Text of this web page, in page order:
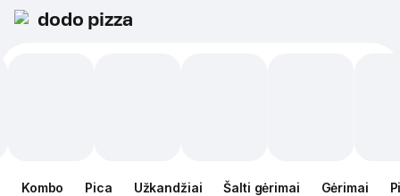
dodo pizza
Kombo Pica Užkandžiai Šalti gėrimai Gėrimai